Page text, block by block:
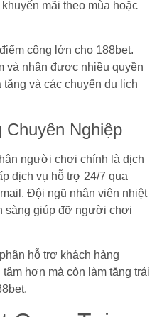
mãi theo mùa hoặc
cộng lớn cho 188bet.
và nhận được nhiều quyền
và các chuyến du lịch
Chuyên Nghiệp
người chơi chính là dịch
dịch vụ hỗ trợ 24/7 qua
Đội ngũ nhân viên nhiệt
sàng giúp đỡ người chơi
hỗ trợ khách hàng
hơn mà còn làm tăng trải